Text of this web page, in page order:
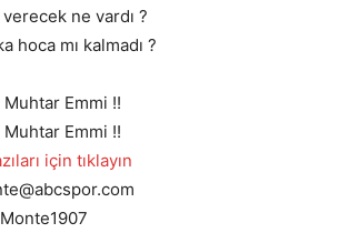
ne vardı ?
hoca mı kalmadı ?
Emmi !!
Emmi !!
için tıklayın